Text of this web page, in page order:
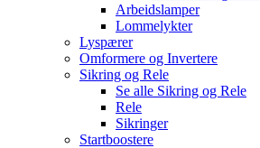
Arbeidslamper
Lommelykter
Lyspærer
Omformere og Invertere
Sikring og Rele
Se alle Sikring og Rele
Rele
Sikringer
Startboostere